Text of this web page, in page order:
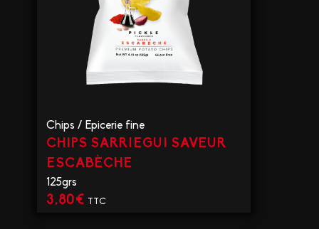
Chips / Epicerie fine
CHIPS SARRIEGUI SAVEUR
ESCABÈCHE
125grs
3,80€ TTC